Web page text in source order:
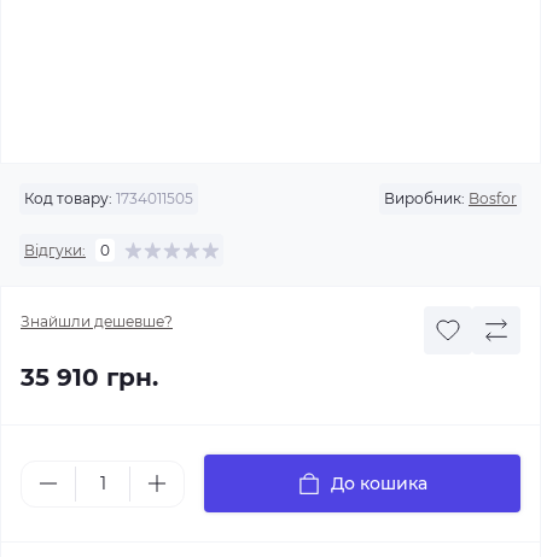
Код товару: 1734011505 Виробник: Bosfor
Відгуки: 0
Знайшли дешевше?
35 910 грн.
До кошика